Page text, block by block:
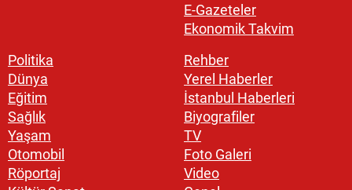
E-Gazeteler
Ekonomik Takvim
Politika
Dünya
Eğitim
Sağlık
Yaşam
Otomobil
Röportaj
Rehber
Yerel Haberler
İstanbul Haberleri
Biyografiler
TV
Foto Galeri
Video